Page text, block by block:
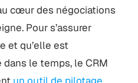
cœur des négociations
Pour s’assurer
et qu’elle est
le temps, le CRM